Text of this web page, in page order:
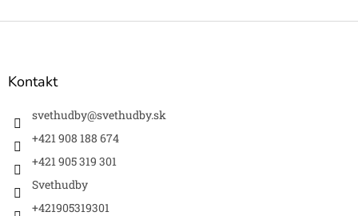
Z
Kontakt
svethudby@svethudby.sk
+421 908 188 674
+421 905 319 301
Svethudby
+421905319301